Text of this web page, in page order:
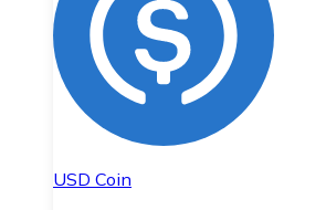
USD Coin